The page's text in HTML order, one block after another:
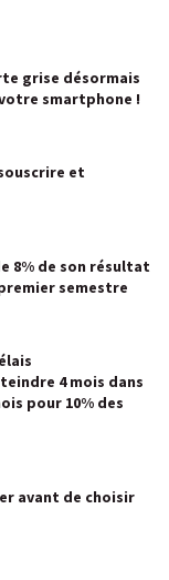
grise désormais
smartphone !
et
8% de son résultat
semestre
4 mois dans
pour 10% des
avant de choisir